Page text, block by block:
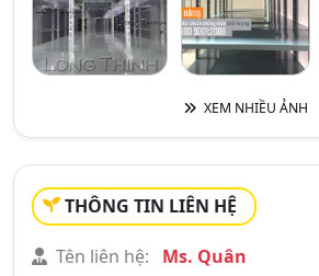
XEM NHIỀU ẢNH
THÔNG TIN LIÊN HỆ
Tên liên hệ:
Ms. Quân